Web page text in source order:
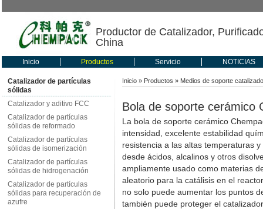
Productor de Catalizador,
China
Inicio Productos Servicio NOTICIAS
Catalizador de partículas
sólidas
Catalizador y aditivo FCC
Catalizador de partículas
sólidas de reformado
Catalizador de partículas
sólidas de isomerización
Catalizador de partículas
sólidas de hidrogenación
Catalizador de partículas
sólidas para recuperación de
azufre
Inicio» Productos » Medios de soporte
Bola de soporte cerámico
La bola de soporte cerámico
intensidad, excelente estabilidad
resistencia a las altas temperaturas
desde ácidos, alcalinos y otros
ampliamente usado como materias
aleatorio para la catálisis en el
no solo puede aumentar los puntos
también puede proteger el